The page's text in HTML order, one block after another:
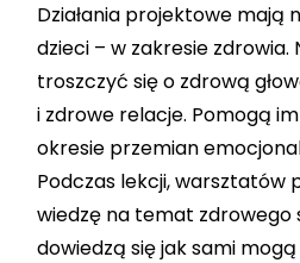
Działania projektowe mają
dzieci – w zakresie zdrowia.
troszczyć się o zdrową
i zdrowe relacje. Pomogą
okresie przemian
Podczas lekcji, warsztatów
wiedzę na temat zdrowego
dowiedzą się jak sami